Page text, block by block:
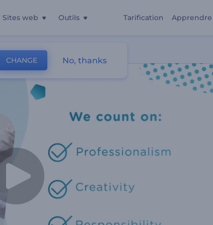
Sites web Outils Tarification Apprendre
CHANGE No, thanks